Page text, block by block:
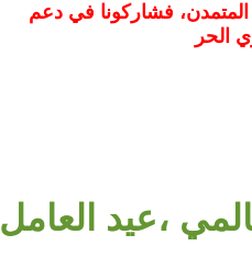
المتمدن، فشاركونا في دعم
الحر
،عيد العامل